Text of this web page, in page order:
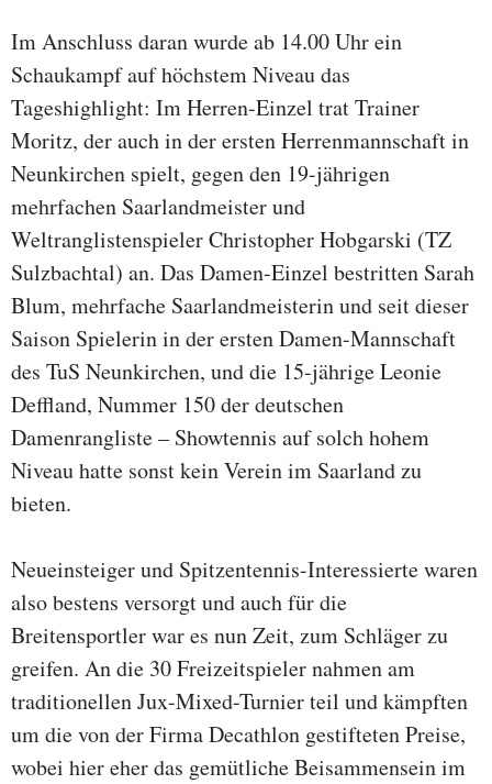
Im Anschluss daran wurde ab 14.00 Uhr ein
Schaukampf auf höchstem Niveau das
Tageshighlight: Im Herren-Einzel trat Trainer
Moritz, der auch in der ersten Herrenmannschaft in
Neunkirchen spielt, gegen den 19-jährigen
mehrfachen Saarlandmeister und
Weltranglistenspieler Christopher Hobgarski (TZ
Sulzbachtal) an. Das Damen-Einzel bestritten Sarah
Blum, mehrfache Saarlandmeisterin und seit dieser
Saison Spielerin in der ersten Damen-Mannschaft
des TuS Neunkirchen, und die 15-jährige Leonie
Deffland, Nummer 150 der deutschen
Damenrangliste – Showtennis auf solch hohem
Niveau hatte sonst kein Verein im Saarland zu
bieten.
Neueinsteiger und Spitzentennis-Interessierte waren
also bestens versorgt und auch für die
Breitensportler war es nun Zeit, zum Schläger zu
greifen. An die 30 Freizeitspieler nahmen am
traditionellen Jux-Mixed-Turnier teil und kämpften
um die von der Firma Decathlon gestifteten Preise,
wobei hier eher das gemütliche Beisammensein im